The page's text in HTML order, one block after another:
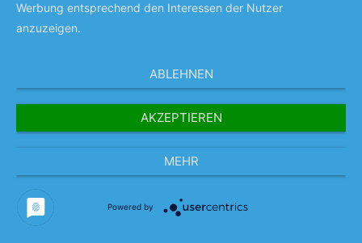
WordPress.
Werbung entsprechend den Interessen der Nutzer
anzuzeigen.
ABLEHNEN
AKZEPTIEREN
MEHR
Powered by